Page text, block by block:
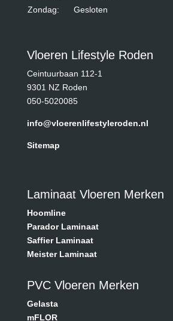
Zondag:
Gesloten
Vloeren Lifestyle Roden
Ceintuurbaan 112-1
9301 NZ Roden
050-5020085
info@vloerenlifestyleroden.nl
Sitemap
Laminaat Vloeren Merken
Hoomline
Parador Laminaat
Saffier Laminaat
Meister Laminaat
PVC Vloeren Merken
Gelasta
mFLOR